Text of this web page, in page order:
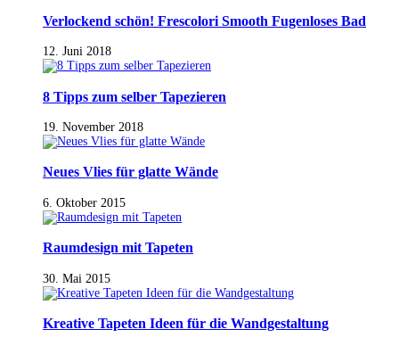
Verlockend schön! Frescolori Smooth Fugenloses Bad
12. Juni 2018
8 Tipps zum selber Tapezieren
19. November 2018
Neues Vlies für glatte Wände
6. Oktober 2015
Raumdesign mit Tapeten
30. Mai 2015
Kreative Tapeten Ideen für die Wandgestaltung